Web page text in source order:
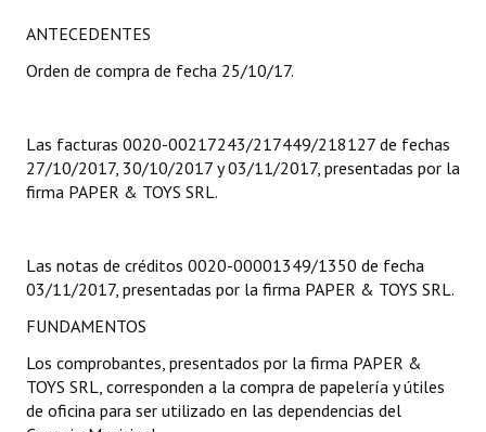
Constitución Nacional
Constitución Provincial
Reglamento Interno
Organigrama
Informes de Gestión
Proyectos Presentados
ANTECEDENTES
Orden de compra de fecha 25/10/17.
Las facturas 0020-00217243/217449/218127 de fechas
27/10/2017, 30/10/2017 y 03/11/2017, presentadas por la
firma PAPER & TOYS SRL.
Las notas de créditos 0020-00001349/1350 de fecha
03/11/2017, presentadas por la firma PAPER & TOYS SRL.
FUNDAMENTOS
Los comprobantes, presentados por la firma PAPER &
TOYS SRL, corresponden a la compra de papelería y útiles
de oficina para ser utilizado en las dependencias del